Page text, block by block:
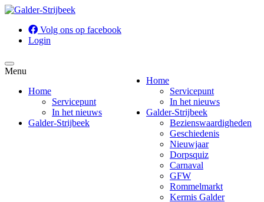
Volg ons op facebook
Login
Home
Servicepunt
In het nieuws
Galder-Strijbeek
Bezienswaardigheden
Geschiedenis
Nieuwjaar
Dorpsquiz
Carnaval
GFW
Rommelmarkt
Kermis Galder
Menu
Home
Servicepunt
In het nieuws
Galder-Strijbeek